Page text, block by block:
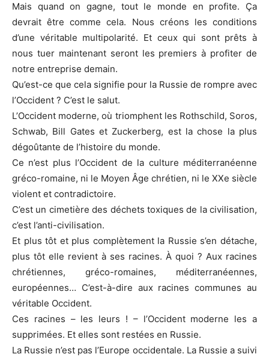
Mais quand on gagne, tout le monde en profite. Ça
devrait être comme cela. Nous créons les conditions
d’une véritable multipolarité. Et ceux qui sont prêts à
nous tuer maintenant seront les premiers à profiter de
notre entreprise demain.
Qu’est-ce que cela signifie pour la Russie de rompre avec
l’Occident ? C’est le salut.
L’Occident moderne, où triomphent les Rothschild, Soros,
Schwab, Bill Gates et Zuckerberg, est la chose la plus
dégoûtante de l’histoire du monde.
Ce n’est plus l’Occident de la culture méditerranéenne
gréco-romaine, ni le Moyen Âge chrétien, ni le XXe siècle
violent et contradictoire.
C’est un cimetière des déchets toxiques de la civilisation,
c’est l’anti-civilisation.
Et plus tôt et plus complètement la Russie s’en détache,
plus tôt elle revient à ses racines. À quoi ? Aux racines
chrétiennes, gréco-romaines, méditerranéennes,
européennes… C’est-à-dire aux racines communes au
véritable Occident.
Ces racines – les leurs ! – l’Occident moderne les a
supprimées. Et elles sont restées en Russie.
La Russie n’est pas l’Europe occidentale. La Russie a suivi